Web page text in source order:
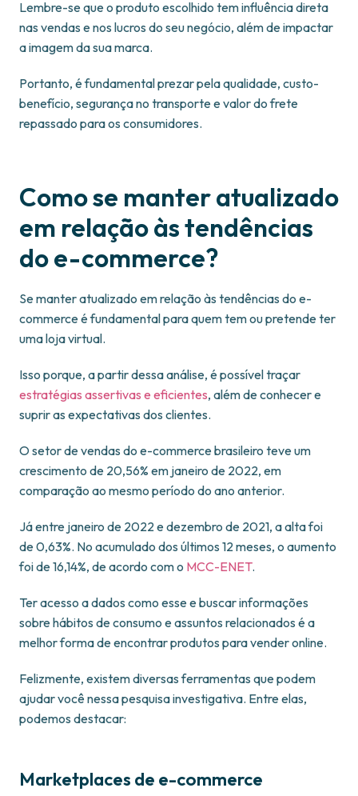
Lembre-se que o produto escolhido tem influência direta
nas vendas e nos lucros do seu negócio, além de impactar
a imagem da sua marca.
Portanto, é fundamental prezar pela qualidade, custo-
benefício, segurança no transporte e valor do frete
repassado para os consumidores.
Como se manter atualizado
em relação às tendências
do e-commerce?
Se manter atualizado em relação às tendências do e-
commerce é fundamental para quem tem ou pretende ter
uma loja virtual.
Isso porque, a partir dessa análise, é possível traçar
estratégias assertivas e eficientes, além de conhecer e
suprir as expectativas dos clientes.
O setor de vendas do e-commerce brasileiro teve um
crescimento de 20,56% em janeiro de 2022, em
comparação ao mesmo período do ano anterior.
Já entre janeiro de 2022 e dezembro de 2021, a alta foi
de 0,63%. No acumulado dos últimos 12 meses, o aumento
foi de 16,14%, de acordo com o MCC-ENET.
Ter acesso a dados como esse e buscar informações
sobre hábitos de consumo e assuntos relacionados é a
melhor forma de encontrar produtos para vender online.
Felizmente, existem diversas ferramentas que podem
ajudar você nessa pesquisa investigativa. Entre elas,
podemos destacar:
Marketplaces de e-commerce